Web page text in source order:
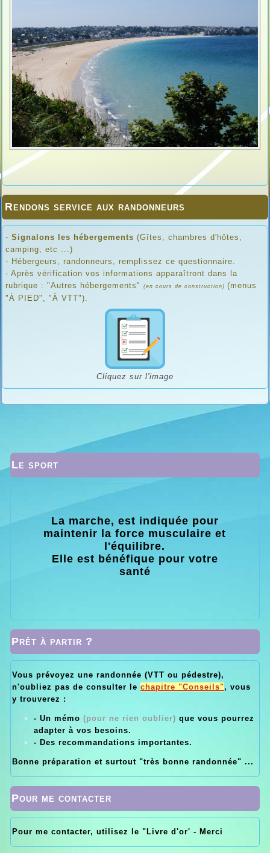
Rendons service aux randonneurs
- Signalons les hébergements (Gîtes, chambres d'hôtes,
camping, etc ...)
- Hébergeurs, randonneurs, remplissez ce questionnaire.
- Après vérification vos informations apparaîtront dans la
rubrique : "Autres hébergements"
(en cours de construction) (menus
"À PIED", "À VTT").
Cliquez sur l'image
Le sport
La marche, est indiquée pour
maintenir la force musculaire et
l'équilibre.
Elle est bénéfique pour votre
santé
Prêt à partir ?
Vous prévoyez une randonnée (VTT ou pédestre),
n'oubliez pas de consulter le chapitre "Conseils", vous
y trouverez :
- Un mémo (pour ne rien oublier) que vous pourrez
adapter à vos besoins.
- Des recommandations importantes.
Bonne préparation et surtout "très bonne randonnée" ...
Pour me contacter
Pour me contacter, utilisez le "Livre d'or' - Merci